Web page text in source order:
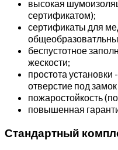
высокая
сертификатом);
сертификаты для
беспустотное
жескости;
простота установки
отверстие под замок
пожаростойкость
повышенная
Стандартный